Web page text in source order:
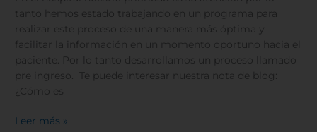
tanto hemos estado trabajando en un programa para
realizar este proceso de una manera más óptima y
facilitar la información en un momento oportuno hacia el
paciente. Por lo tanto desarrollamos un proceso llamado
pre ingreso. Te puede interesar nuestra nota de blog:
¿Cómo es
Leer más »